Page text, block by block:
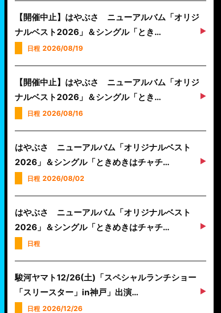
【開催中止】はやぶさ ニューアルバム「オリジ
ナルベスト2026」＆シングル「とき…
日程 2026/08/19
【開催中止】はやぶさ ニューアルバム「オリジ
ナルベスト2026」＆シングル「とき…
日程 2026/08/16
はやぶさ ニューアルバム「オリジナルベスト
2026」＆シングル「ときめきはチャチ…
日程 2026/08/02
はやぶさ ニューアルバム「オリジナルベスト
2026」＆シングル「ときめきはチャチ…
日程
駿河ヤマト12/26(土)「スペシャルランチショー
「スリースター」in神戸」出演…
日程 2026/12/26